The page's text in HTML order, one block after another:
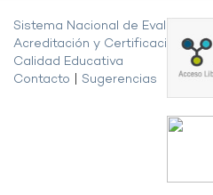
Sistema Nacional de Evaluación,
Acreditación y Certificación de la
Calidad Educativa
Contacto
Sugerencias